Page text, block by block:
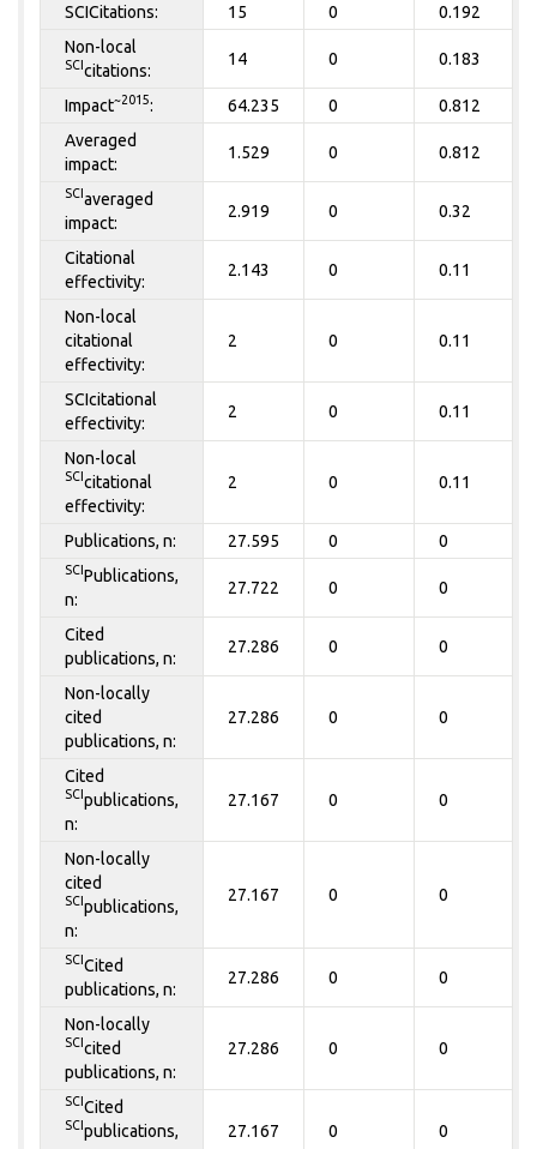
SCICitations: 15 0 0.192
Non-local
SCI citations:
14 0 0.183
Impact~2015: 64.235 0 0.812
Averaged
impact:
1.529 0 0.812
SCI averaged
impact:
2.919 0 0.32
Citational
effectivity:
2.143 0 0.11
Non-local
citational
effectivity:
2 0 0.11
SCIcitational
effectivity:
2 0 0.11
Non-local
SCI citational
effectivity:
2 0 0.11
Publications, n: 27.595 0 0
SCI Publications,
n:
27.722 0 0
Cited
publications, n:
27.286 0 0
Non-locally
cited
publications, n:
27.286 0 0
Cited
SCI publications,
n:
27.167 0 0
Non-locally
cited
SCI publications,
n:
27.167 0 0
SCI Cited
publications, n:
27.286 0 0
Non-locally
SCI cited
publications, n:
27.286 0 0
SCI Cited
SCI publications,
27.167 0 0